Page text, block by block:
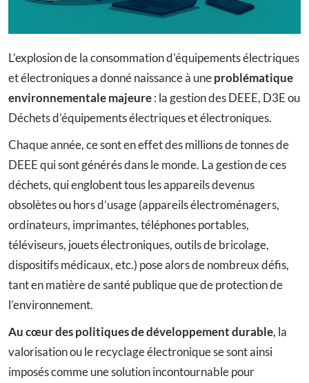
L’explosion de la consommation d’équipements électriques
et électroniques a donné naissance à uneproblématique
environnementale majeure: la gestion des DEEE, D3E ou
Déchets d’équipements électriques et électroniques.
Chaque année, ce sont en effet des millions de tonnes de
DEEE qui sont générés dans le monde. La gestion de ces
déchets, qui englobent tous les appareils devenus
obsolètes ou hors d’usage (appareils électroménagers,
ordinateurs, imprimantes, téléphones portables,
téléviseurs, jouets électroniques, outils de bricolage,
dispositifs médicaux, etc.) pose alors de nombreux défis,
tant en matière de santé publique que de protection de
l’environnement.
Au cœur des politiques de développement durable, la
valorisation ou le recyclage électronique se sont ainsi
imposés comme une solution incontournable pour